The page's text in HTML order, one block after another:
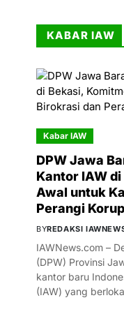
KABAR IAW
Kabar IAW
DPW Jawa
Kantor IAW
Awal untuk
Perangi
BYREDAKSI
IAWNews.com –
(DPW) Provinsi
kantor baru
(IAW) yang